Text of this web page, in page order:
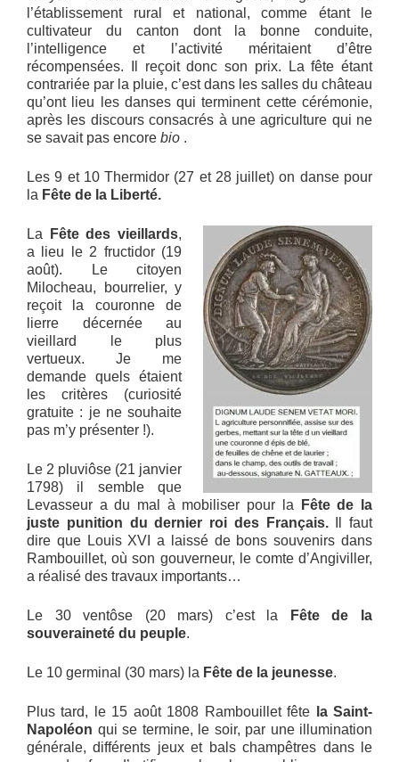
l’établissement rural et national, comme étant le
cultivateur du canton dont la bonne conduite,
l’intelligence et l’activité méritaient d’être
récompensées. Il reçoit donc son prix. La fête étant
contrariée par la pluie, c’est dans les salles du château
qu’ont lieu les danses qui terminent cette cérémonie,
après les discours consacrés à une agriculture qui ne
se savait pas encore bio .
Les 9 et 10 Thermidor (27 et 28 juillet) on danse pour
la Fête de la Liberté.
La Fête des vieillards,
a lieu le 2 fructidor (19
août). Le citoyen
Milocheau, bourrelier, y
reçoit la couronne de
lierre décernée au
vieillard le plus
vertueux. Je me
demande quels étaient
les critères (curiosité
gratuite : je ne souhaite
pas m’y présenter !).
Le 2 pluviôse (21 janvier
1798) il semble que
Levasseur a du mal à mobiliser pour la
Fête de la
juste punition du dernier roi des Français.
Il faut
dire que Louis XVI a laissé de bons souvenirs dans
Rambouillet, où son gouverneur, le comte d’Angiviller,
a réalisé des travaux importants…
Le 30 ventôse (20 mars) c’est la
Fête de la
souveraineté du peuple.
Le 10 germinal (30 mars) la Fête de la jeunesse.
Plus tard, le 15 août 1808 Rambouillet fête
la Saint-
Napoléon qui se termine, le soir, par une illumination
générale, différents jeux et bals champêtres dans le